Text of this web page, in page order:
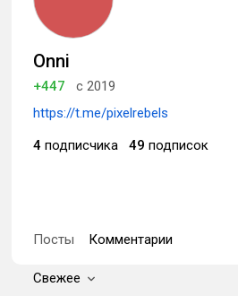
Onni
+447
с 2019
https://t.me/pixelrebels
4 подписчика 49 подписок
Посты Комментарии
Свежее